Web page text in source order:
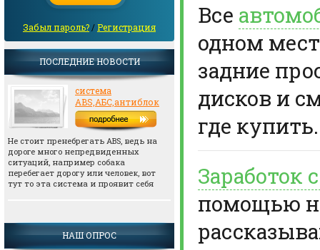
Забыл пароль? /Регистрация
ПОСЛЕДНИЕ НОВОСТИ
система
ABS,АБС,антиблок
Не стоит пренебрегать АВS, ведь на
дороге много непредвиденных
ситуаций, например собака
перебегает дорогу или человек, вот
тут то эта система и проявит себя
НАШ ОПРОС
Все
одном
задние
дисков и
где купить.
помощью